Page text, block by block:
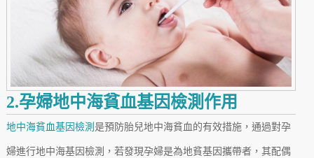
2.孕婦地中海貧血基因檢測作用
地中海貧血基因檢測 是預防胎兒地中海貧血的有效措施，通過對孕
婦進行地中海基因檢測，若發現孕婦是為地貧基因攜帶者，其配偶